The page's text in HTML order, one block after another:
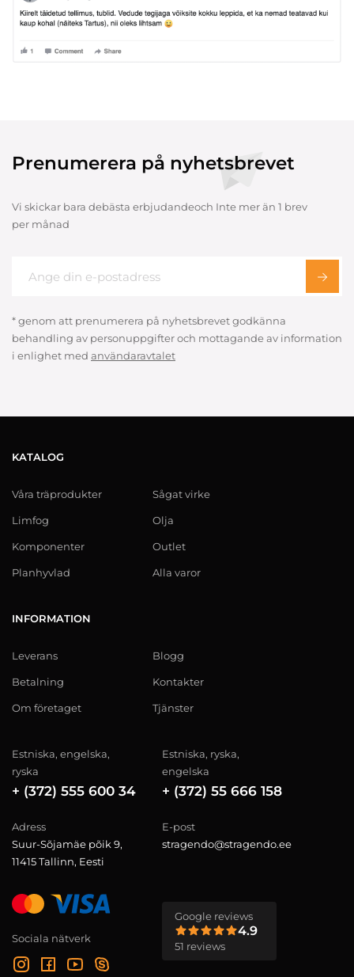
Prenumerera på nyhetsbrevet
Vi skickar bara debästa erbjudandeoch Inte mer än 1 brev
per månad
* genom att prenumerera på nyhetsbrevet godkänna
behandling av personuppgifter och mottagande av information
i enlighet med användaravtalet
KATALOG
Våra träprodukter
Limfog
Komponenter
Planhyvlad
Sågat virke
Olja
Outlet
Alla varor
INFORMATION
Leverans
Betalning
Om företaget
Blogg
Kontakter
Tjänster
Estniska, engelska,
ryska
+ (372) 555 600 34
Estniska, ryska,
engelska
+ (372) 55 666 158
Adress
Suur-Sõjamäe põik 9,
11415 Tallinn, Eesti
E-post
stragendo@stragendo.ee
Sociala nätverk
Google reviews
4.9
51 reviews